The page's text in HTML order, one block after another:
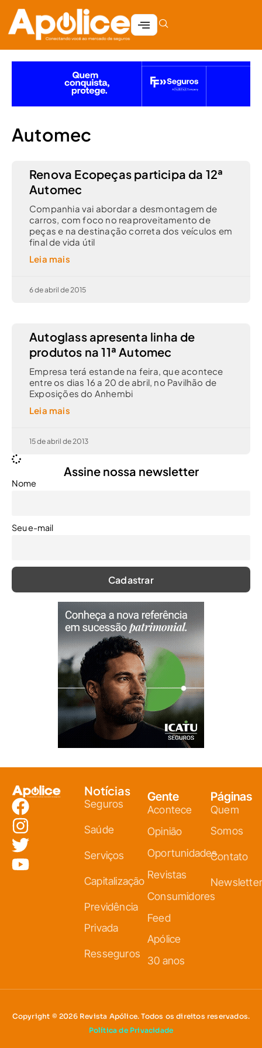
Automec
Renova Ecopeças participa da 12ª
Automec
Companhia vai abordar a desmontagem de
carros, com foco no reaproveitamento de
peças e na destinação correta dos veículos em
final de vida útil
Leia mais
6 de abril de 2015
Autoglass apresenta linha de
produtos na 11ª Automec
Empresa terá estande na feira, que acontece
entre os dias 16 a 20 de abril, no Pavilhão de
Exposições do Anhembi
Leia mais
15 de abril de 2013
Assine nossa newsletter
Nome
Seu e-mail
Notícias
Seguros
Saúde
Serviços
Capitalização
Previdência
Privada
Resseguros
Gente
Acontece
Opinião
Oportunidades
Revistas
Consumidores
Feed
Apólice
30 anos
Páginas
Quem
Somos
Contato
Newsletter
Copyright © 2026 Revista Apólice. Todos os direitos reservados.
Política de Privacidade